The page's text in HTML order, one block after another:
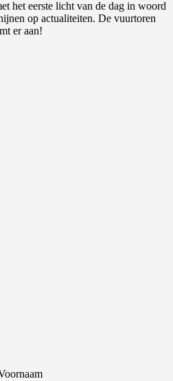
het eerste licht van de dag in woord
op actualiteiten. De vuurtoren
er aan!